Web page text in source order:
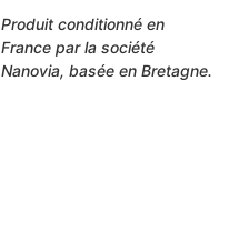
Produit conditionné en
France par la société
Nanovia, basée en Bretagne.